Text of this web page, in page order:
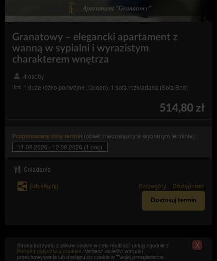
dostępu (art. 15 RODO)
– uzyskania od
Administratora danych potwierdzenia, czy
przetwarzane są jej dane osobowe. Jeżeli dane
do uzyskania dostępu do nich oraz uzyskania
następujących informacji: o celach
przetwarzania, kategoriach danych osobowych,
odbiorcach lub kategoriach odbiorców, którym
ustalania, o prawie do żądania sprostowania,
danych osobowych przysługujących osobie,
której dane dotyczą, oraz do wniesienia
sprzeciwu wobec takiego przetwarzania;
do otrzymania kopii danych (art. 15 ust. 3
RODO)– uzyskania kopii danych podlegających
przetwarzaniu, przy czym pierwsza kopia jest
bezpłatna, a za kolejne kopie Administrator
do sprostowania (art. 16 RODO)– żądania
usunięcia jej danych osobowych, jeżeli
Administrator danych nie ma już podstawy
Granatowy – elegancki apartament z
wanną w sypialni i wyrazistym
charakterem wnętrza
4 osoby
1 duże łóżko podwójne (Queen), 1 sofa rozkładana (Sofa Bed)
514,80 zł
Proponowany inny termin (obiekt niedostępny w wybranym terminie):
11.08.2026 - 12.08.2026 (1 noc)
Śniadanie
Udostępnij
Szczegóły Dostępność
Dostosuj termin
Strona korzysta z plików cookie w celu realizacji usług zgodnie z
Polityką dotyczącą cookies . Możesz określić warunki
przechowywania lub dostępu do cookie w Twojej przeglądarce.
X